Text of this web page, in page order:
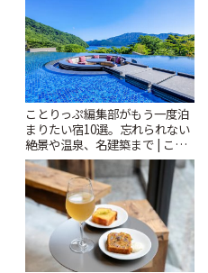
ことりっぷ編集部がもう一度泊
まりたい宿10選。忘れられない
絶景や温泉、名建築まで | こと
りっぷ